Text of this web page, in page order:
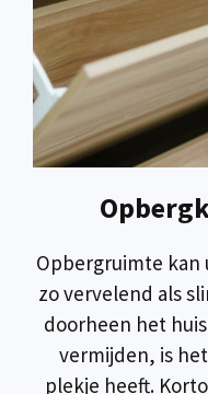
Opbergruimte kan
zo vervelend als
doorheen het
vermijden, is
plekje heeft.